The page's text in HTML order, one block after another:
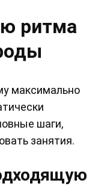
ритма
максимально
шаги,
занятия.